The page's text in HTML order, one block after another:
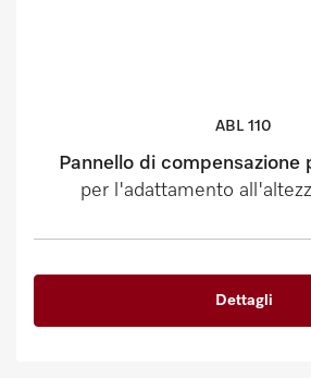
ABL 110
Pannello di compensazione
per l'adattamento
Dettagli